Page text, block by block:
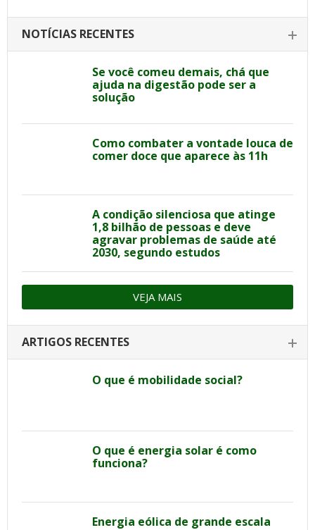
NOTÍCIAS RECENTES
Se você comeu demais, chá que
ajuda na digestão pode ser a
solução
Como combater a vontade louca de
comer doce que aparece às 11h
A condição silenciosa que atinge
1,8 bilhão de pessoas e deve
agravar problemas de saúde até
2030, segundo estudos
VEJA MAIS
ARTIGOS RECENTES
O que é mobilidade social?
O que é energia solar é como
funciona?
Energia eólica de grande escala